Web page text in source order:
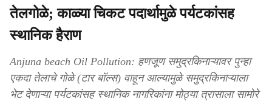
तेलगोळे; काळ्या चिकट पदार्थामुळे पर्यटकांसह
स्थानिक हैराण
Anjuna beach Oil Pollution: हणजूण समुद्रकिनाऱ्यावर पुन्हा
एकदा तेलाचे गोळे (टार बॉल्स) वाहून आल्यामुळे समुद्रकिनाऱ्याला
भेट देणाऱ्या पर्यटकांसह स्थानिक नागरिकांना मोठ्या त्रासाला सामोरे